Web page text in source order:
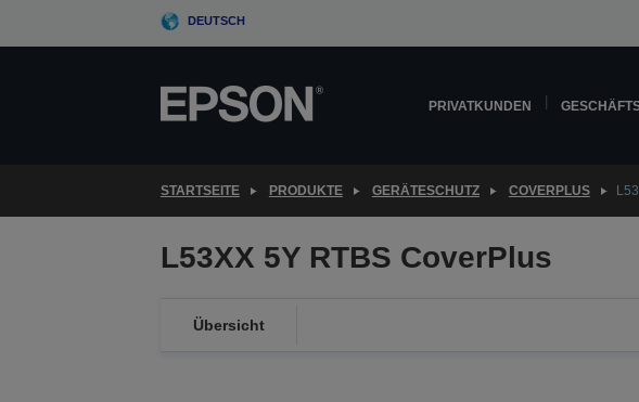
DEUTSCH
PRIVATKUNDEN
STARTSEITE PRODUKTE GERÄTESCHUTZ COVERPLUS
L53XX 5Y RTBS CoverPlus
Übersicht